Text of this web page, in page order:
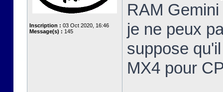
Inscription : 03 Oct 2020, 16:46
Message(s) : 145
RAM
je ne peux
suppose
MX4 pour